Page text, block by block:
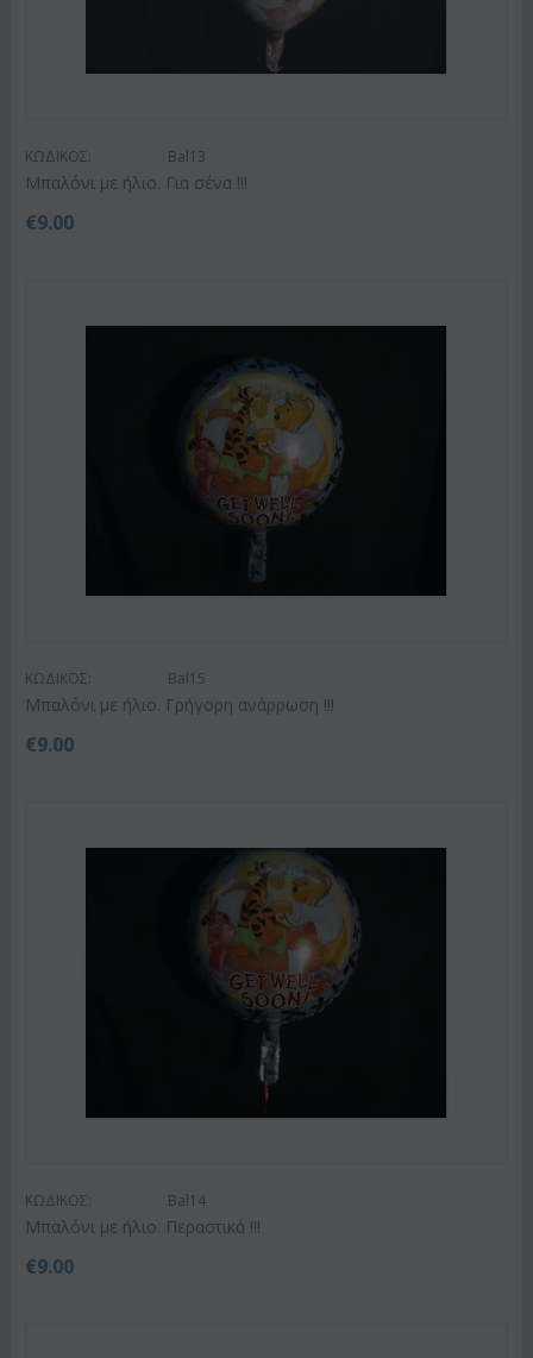
ΚΩΔΙΚΟΣ: Bal13
Μπαλόνι με ήλιο. Για σένα !!!
€9.00
ΚΩΔΙΚΟΣ: Bal15
Μπαλόνι με ήλιο. Γρήγορη ανάρρωση !!!
€9.00
ΚΩΔΙΚΟΣ: Bal14
Μπαλόνι με ήλιο. Περαστικά !!!
€9.00